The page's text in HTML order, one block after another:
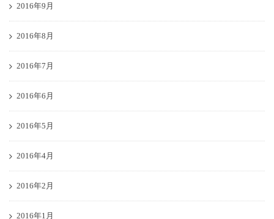
2016年9月
2016年8月
2016年7月
2016年6月
2016年5月
2016年4月
2016年2月
2016年1月